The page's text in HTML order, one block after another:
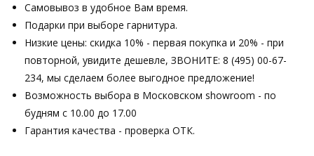
Самовывоз в удобное Вам время.
Подарки при выборе гарнитура.
Низкие цены: скидка 10% - первая покупка и 20% - при
повторной, увидите дешевле, ЗВОНИТЕ: 8 (495) 00-67-
234, мы сделаем более выгодное предложение!
Возможность выбора в Московском showroom - по
будням с 10.00 до 17.00
Гарантия качества - проверка ОТК.